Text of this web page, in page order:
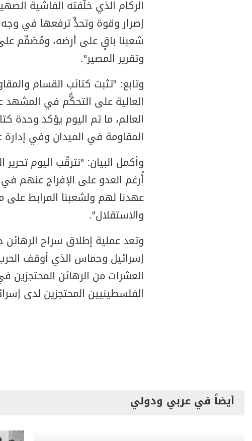
الركام الذي خلّفته الفاشية
إصرار وقوة وتحدٍّ ترفعها في
شعبنا باقٍ على أرضه، ومُصَمِّم على
وتقرير المصير".
وتابع: "تثبت كتائب القسام
العالية على التحكُّم في المشهد
العالم، ما تم اليوم يؤكد وحدة
المقاومة في الميدان وفي إدارة
وأكمل البيان: "نترقّب اليوم
أُرغم العدو على الإفراج عنهم
عهدنا لهم ولشعبنا المرابط على
والاستقلال".
وتعد عملية إطلاق سراح الرهائن
إسرائيل وحماس الذي أوقف
العشرات من الرهائن المحتجزين
الفلسطينيين المحتجزين لدى
أيضاً في عربي ودولي